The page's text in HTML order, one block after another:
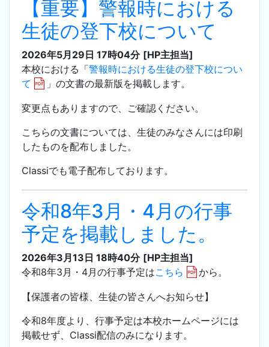
【重要】警報時における
生徒の登下校について
2026年5月29日 17時04分 [HP主担当]
本校における「警報時における生徒の登下校につい
て
」の文書の最新版を掲載します。
変更点もありますので、ご確認ください。
こちらの文書については、生徒のみなさんには印刷
したものを配布しました。
Classiでも電子配布しております。
令和8年3月・4月の行事
予定を掲載しました。
2026年3月13日 18時40分 [HP主担当]
令和8年3月・4月の行事予定はこちら から。
【保護者の皆様、生徒の皆さんへお知らせ】
令和8年度より、行事予定は本校ホームページには
掲載せず、Classi配信のみになります。